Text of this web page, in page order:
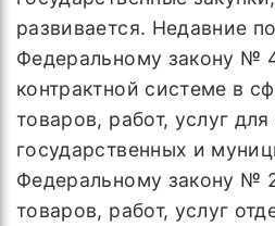
развивается. Недавние
Федеральному закону №
контрактной системе в
товаров, работ, услуг
государственных и
Федеральному закону №
товаров, работ, услуг